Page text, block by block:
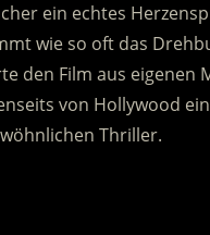
ein echtes
wie so oft das
den Film aus eigenen
von Hollywood
Thriller.